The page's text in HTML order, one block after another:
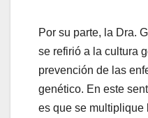
Por su parte, la Dra.
se refirió a la cultura
prevención de las
genético. En este
es que se multiplique